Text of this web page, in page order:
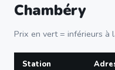
Chambéry
Prix en vert = inférieurs à
Station